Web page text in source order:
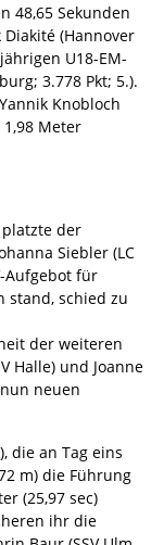
48,65 Sekunden
(Hannover
U18-EM-
3.778 Pkt; 5.).
Knobloch
1,98 Meter
der
Siebler (LC
Aufgebot für
stand, schied zu
der weiteren
Halle) und Joanne
neuen
die an Tag eins
m) die Führung
(25,97 sec)
ihr die